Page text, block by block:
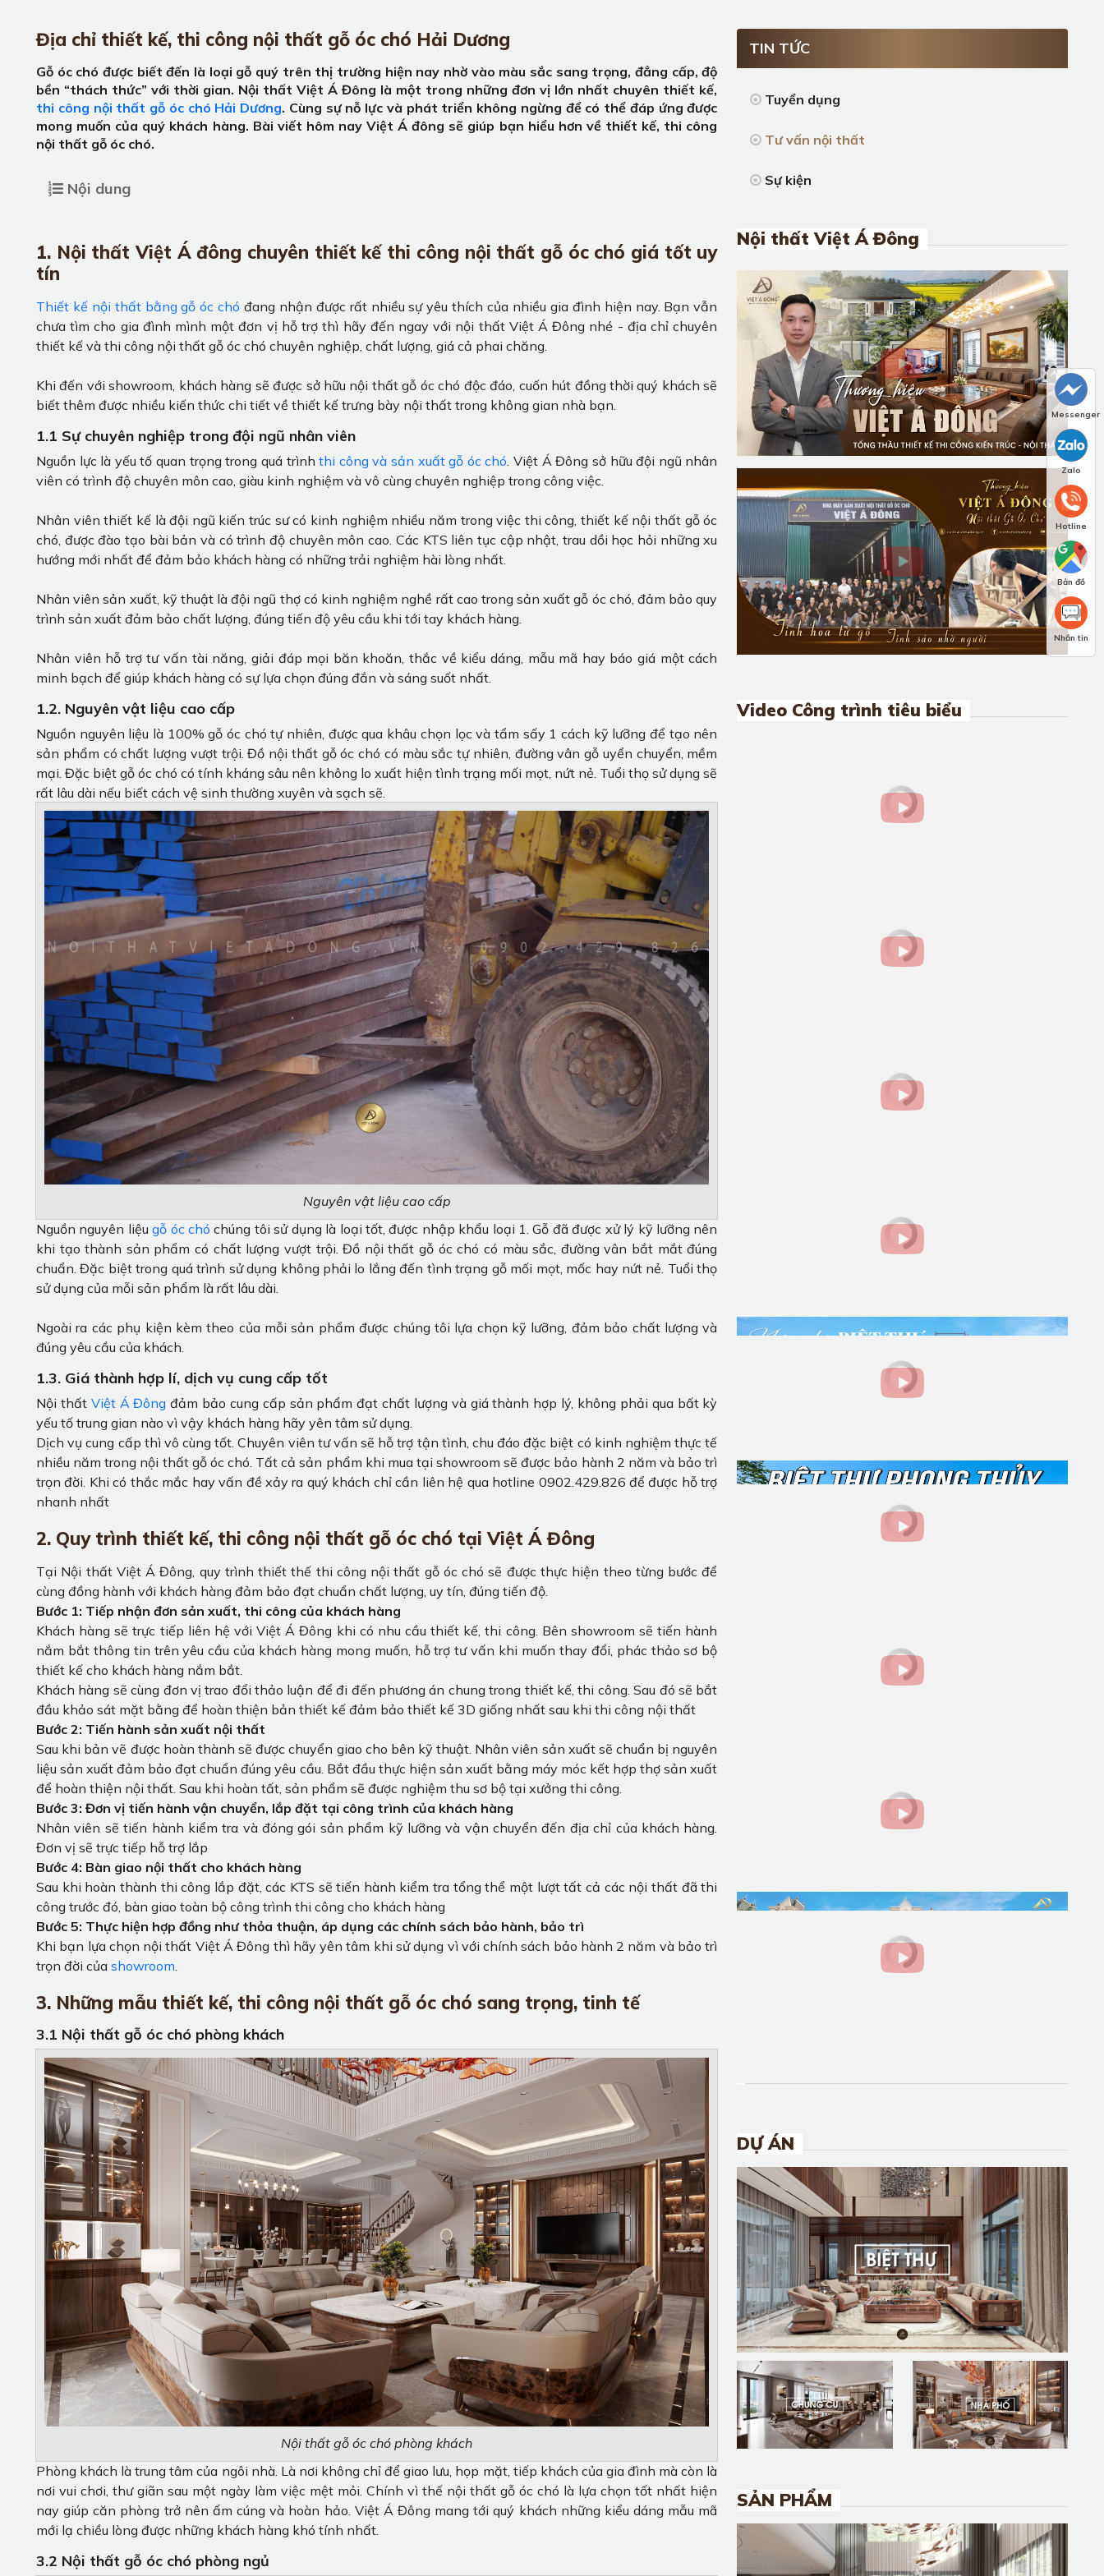
Địa chỉ thiết kế, thi công nội thất gỗ óc chó Hải Dương
Gỗ óc chó được biết đến là loại gỗ quý trên thị trường hiện nay nhờ vào màu sắc sang trọng, đẳng cấp, độ
bền “thách thức” với thời gian. Nội thất Việt Á Đông là một trong những đơn vị lớn nhất chuyên thiết kế,
thi công nội thất gỗ óc chó Hải Dương. Cùng sự nỗ lực và phát triển không ngừng để có thể đáp ứng được
mong muốn của quý khách hàng. Bài viết hôm nay Việt Á đông sẽ giúp bạn hiểu hơn về thiết kế, thi công
nội thất gỗ óc chó.
Nội dung
1. Nội thất Việt Á đông chuyên thiết kế thi công nội thất gỗ óc chó giá tốt uy
tín
Thiết kế nội thất bằng gỗ óc chó đang nhận được rất nhiều sự yêu thích của nhiều gia đình hiện nay. Bạn vẫn
chưa tìm cho gia đình mình một đơn vị hỗ trợ thì hãy đến ngay với nội thất Việt Á Đông nhé - địa chỉ chuyên
thiết kế và thi công nội thất gỗ óc chó chuyên nghiệp, chất lượng, giá cả phai chăng.
Khi đến với showroom, khách hàng sẽ được sở hữu nội thất gỗ óc chó độc đáo, cuốn hút đồng thời quý khách sẽ
biết thêm được nhiều kiến thức chi tiết về thiết kế trưng bày nội thất trong không gian nhà bạn.
1.1 Sự chuyên nghiệp trong đội ngũ nhân viên
Nguồn lực là yếu tố quan trọng trong quá trìnhthi công và sản xuất gỗ óc chó . Việt Á Đông sở hữu đội ngũ nhân
viên có trình độ chuyên môn cao, giàu kinh nghiệm và vô cùng chuyên nghiệp trong công việc.
Nhân viên thiết kế là đội ngũ kiến trúc sư có kinh nghiệm nhiều năm trong việc thi công, thiết kế nội thất gỗ óc
chó, được đào tạo bài bản và có trình độ chuyên môn cao. Các KTS liên tục cập nhật, trau dồi học hỏi những xu
hướng mới nhất để đảm bảo khách hàng có những trải nghiệm hài lòng nhất.
Nhân viên sản xuất, kỹ thuật là đội ngũ thợ có kinh nghiệm nghề rất cao trong sản xuất gỗ óc chó, đảm bảo quy
trình sản xuất đảm bảo chất lượng, đúng tiến độ yêu cầu khi tới tay khách hàng.
Nhân viên hỗ trợ tư vấn tài năng, giải đáp mọi băn khoăn, thắc về kiểu dáng, mẫu mã hay báo giá một cách
minh bạch để giúp khách hàng có sự lựa chọn đúng đắn và sáng suốt nhất.
1.2. Nguyên vật liệu cao cấp
Nguồn nguyên liệu là 100% gỗ óc chó tự nhiên, được qua khâu chọn lọc và tẩm sấy 1 cách kỹ lưỡng để tạo nên
sản phẩm có chất lượng vượt trội. Đồ nội thất gỗ óc chó có màu sắc tự nhiên, đường vân gỗ uyển chuyển, mềm
mại. Đặc biệt gỗ óc chó có tính kháng sâu nên không lo xuất hiện tình trạng mối mọt, nứt nẻ. Tuổi thọ sử dụng sẽ
rất lâu dài nếu biết cách vệ sinh thường xuyên và sạch sẽ.
Nguyên vật liệu cao cấp
Nguồn nguyên liệugỗ óc chó chúng tôi sử dụng là loại tốt, được nhập khẩu loại 1. Gỗ đã được xử lý kỹ lưỡng nên
khi tạo thành sản phẩm có chất lượng vượt trội. Đồ nội thất gỗ óc chó có màu sắc, đường vân bắt mắt đúng
chuẩn. Đặc biệt trong quá trình sử dụng không phải lo lắng đến tình trạng gỗ mối mọt, mốc hay nứt nẻ. Tuổi thọ
sử dụng của mỗi sản phẩm là rất lâu dài.
Ngoài ra các phụ kiện kèm theo của mỗi sản phẩm được chúng tôi lựa chọn kỹ lưỡng, đảm bảo chất lượng và
đúng yêu cầu của khách.
1.3. Giá thành hợp lí, dịch vụ cung cấp tốt
Nội thất Việt Á Đôngđảm bảo cung cấp sản phẩm đạt chất lượng và giá thành hợp lý, không phải qua bất kỳ
yếu tố trung gian nào vì vậy khách hàng hãy yên tâm sử dụng.
Dịch vụ cung cấp thì vô cùng tốt. Chuyên viên tư vấn sẽ hỗ trợ tận tình, chu đáo đặc biệt có kinh nghiệm thực tế
nhiều năm trong nội thất gỗ óc chó. Tất cả sản phẩm khi mua tại showroom sẽ được bảo hành 2 năm và bảo trì
trọn đời. Khi có thắc mắc hay vấn đề xảy ra quý khách chỉ cần liên hệ qua hotline 0902.429.826 để được hỗ trợ
nhanh nhất
2. Quy trình thiết kế, thi công nội thất gỗ óc chó tại Việt Á Đông
Tại Nội thất Việt Á Đông, quy trình thiết thế thi công nội thất gỗ óc chó sẽ được thực hiện theo từng bước để
cùng đồng hành với khách hàng đảm bảo đạt chuẩn chất lượng, uy tín, đúng tiến độ.
Bước 1: Tiếp nhận đơn sản xuất, thi công của khách hàng
Khách hàng sẽ trực tiếp liên hệ với Việt Á Đông khi có nhu cầu thiết kế, thi công. Bên showroom sẽ tiến hành
nắm bắt thông tin trên yêu cầu của khách hàng mong muốn, hỗ trợ tư vấn khi muốn thay đổi, phác thảo sơ bộ
thiết kế cho khách hàng nắm bắt.
Khách hàng sẽ cùng đơn vị trao đổi thảo luận để đi đến phương án chung trong thiết kế, thi công. Sau đó sẽ bắt
đầu khảo sát mặt bằng để hoàn thiện bản thiết kế đảm bảo thiết kế 3D giống nhất sau khi thi công nội thất
Bước 2: Tiến hành sản xuất nội thất
Sau khi bản vẽ được hoàn thành sẽ được chuyển giao cho bên kỹ thuật. Nhân viên sản xuất sẽ chuẩn bị nguyên
liệu sản xuất đảm bảo đạt chuẩn đúng yêu cầu. Bắt đầu thực hiện sản xuất bằng máy móc kết hợp thợ sản xuất
để hoàn thiện nội thất. Sau khi hoàn tất, sản phẩm sẽ được nghiệm thu sơ bộ tại xưởng thi công.
Bước 3: Đơn vị tiến hành vận chuyển, lắp đặt tại công trình của khách hàng
Nhân viên sẽ tiến hành kiểm tra và đóng gói sản phẩm kỹ lưỡng và vận chuyển đến địa chỉ của khách hàng.
Đơn vị sẽ trực tiếp hỗ trợ lắp
Bước 4: Bàn giao nội thất cho khách hàng
Sau khi hoàn thành thi công lắp đặt, các KTS sẽ tiến hành kiểm tra tổng thể một lượt tất cả các nội thất đã thi
công trước đó, bàn giao toàn bộ công trình thi công cho khách hàng
Bước 5: Thực hiện hợp đồng như thỏa thuận, áp dụng các chính sách bảo hành, bảo trì
Khi bạn lựa chọn nội thất Việt Á Đông thì hãy yên tâm khi sử dụng vì với chính sách bảo hành 2 năm và bảo trì
trọn đời của showroom
3. Những mẫu thiết kế, thi công nội thất gỗ óc chó sang trọng, tinh tế
3.1 Nội thất gỗ óc chó phòng khách
Nội thất gỗ óc chó phòng khách
Phòng khách là trung tâm của ngôi nhà. Là nơi không chỉ để giao lưu, họp mặt, tiếp khách của gia đình mà còn là
nơi vui chơi, thư giãn sau một ngày làm việc mệt mỏi. Chính vì thế nội thất gỗ óc chó là lựa chọn tốt nhất hiện
nay giúp căn phòng trở nên ấm cúng và hoàn hảo. Việt Á Đông mang tới quý khách những kiểu dáng mẫu mã
mới lạ chiều lòng được những khách hàng khó tính nhất.
3.2 Nội thất gỗ óc chó phòng ngủ
TIN TỨC
Tuyển dụng
Tư vấn nội thất
Sự kiện
Nội thất Việt Á Đông
Video Công trình tiêu biểu
Messenger
Zalo
Hotline
Bản đồ
Nhắn tin